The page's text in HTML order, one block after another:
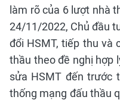
làm rõ của 6 lượt nhà
24/11/2022, Chủ đầu
đổi HSMT, tiếp thu và
thầu theo đề nghị hợp
sửa HSMT đến trước
thống mạng đấu thầu